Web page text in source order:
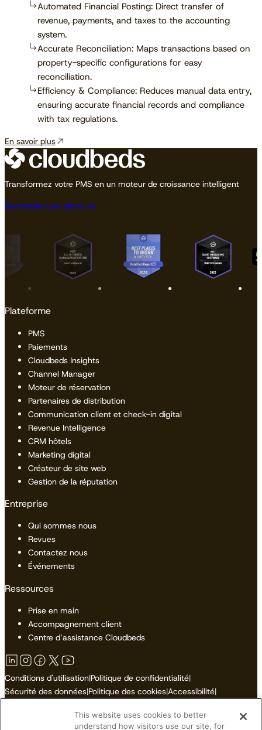
Automated Financial Posting: Direct transfer of
revenue, payments, and taxes to the accounting
system.
Accurate Reconciliation: Maps transactions based on
property-specific configurations for easy
reconciliation.
Efficiency & Compliance: Reduces manual data entry,
ensuring accurate financial records and compliance
with tax regulations.
En savoir plus
Transformez votre PMS en un moteur de croissance intelligent
Demander une démo
Plateforme
PMS
Paiements
Cloudbeds Insights
Channel Manager
Moteur de réservation
Partenaires de distribution
Communication client et check-in digital
Revenue Intelligence
CRM hôtels
Marketing digital
Créateur de site web
Gestion de la réputation
Entreprise
Qui sommes nous
Revues
Contactez nous
Événements
Ressources
Prise en main
Accompagnement client
Centre d’assistance Cloudbeds
Conditions d'utilisation|Politique de confidentialité|
Sécurité des données|Politique des cookies|Accessibilité|
Ne pas vendre ni partager mes informations personnelles
This website uses cookies to better
understand how visitors use our site, for